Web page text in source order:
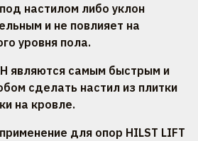
настилом либо уклон
и не повлияет на
уровня пола.
являются самым быстрым и
сделать настил из плитки
на кровле.
для опор HILST LIFT